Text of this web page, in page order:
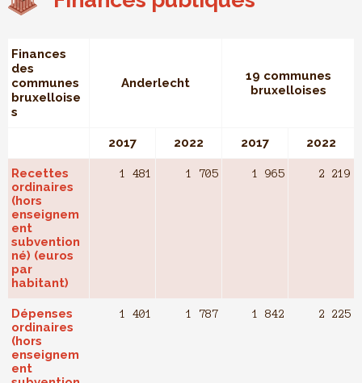
Finances
des
communes
bruxelloise
s
Anderlecht
19 communes
bruxelloises
2017 2022 2017 2022
Recettes
ordinaires
(hors
enseignem
ent
subvention
né) (euros
par
habitant)
1 481 1 705 1 965 2 219
Dépenses
ordinaires
(hors
enseignem
ent
1 401 1 787 1 842 2 225